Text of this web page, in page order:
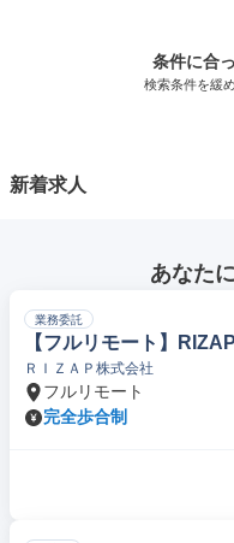
条件に合
検索条件を緩
新着求人
あなた
業務委託
【フルリモート】
ＲＩＺＡＰ株式会社
フルリモート
完全歩合制